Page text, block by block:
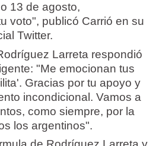
13 de agosto,
voto", publicó Carrió en su
Twitter.
Larreta respondió
"Me emocionan tus
Gracias por tu apoyo y
incondicional. Vamos a
como siempre, por la
los argentinos".